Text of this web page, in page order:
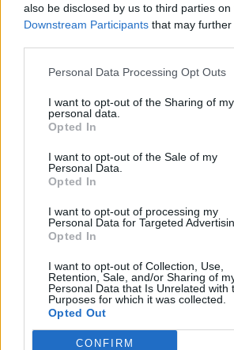
also be disclosed by us to third parties on
Downstream Participants that may
Personal Data Processing Opt Outs
I want to opt-out of the Sharing of my
personal data.
Opted In
I want to opt-out of the Sale of my
Personal Data.
Opted In
I want to opt-out of processing my
Personal Data for Targeted
Opted In
I want to opt-out of Collection, Use,
Retention, Sale, and/or Sharing of
Personal Data that Is Unrelated with
Purposes for which it was collected.
Opted Out
CONFIRM
5 Αυγούστου 2026
Η FARIA Renewables προχώρησε
ΥΠΕΝ: Διευρύνεται ο κατάλογος των
4 Αυγούστου 2026
Λάβετε όλα τα τελευταία νέα από τον χώρο
Συμφωνώ με την Πολιτική Δεδομένων